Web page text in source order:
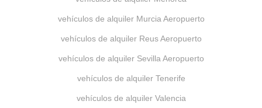
vehículos de alquiler Murcia Aeropuerto
vehículos de alquiler Reus Aeropuerto
vehículos de alquiler Sevilla Aeropuerto
vehículos de alquiler Tenerife
vehículos de alquiler Valencia